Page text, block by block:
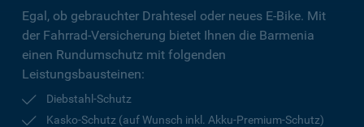
Egal, ob gebrauchter Drahtesel oder neues E-Bike. Mit
der Fahrrad-Versicherung bietet Ihnen die Barmenia
einen Rundumschutz mit folgenden
Leistungsbausteinen:
Diebstahl-Schutz
Kasko-Schutz (auf Wunsch inkl. Akku-Premium-Schutz)